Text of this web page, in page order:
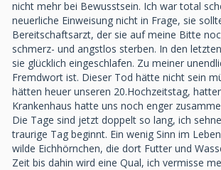
nicht mehr bei Bewusstsein. Ich war total
neuerliche Einweisung nicht in Frage, sie
Bereitschaftsarzt, der sie auf meine Bitte
schmerz- und angstlos sterben. In den
sie glücklich eingeschlafen. Zu meiner
Fremdwort ist. Dieser Tod hätte nicht sein
hätten heuer unseren 20.Hochzeitstag,
Krankenhaus hatte uns noch enger
Die Tage sind jetzt doppelt so lang, ich
traurige Tag beginnt. Ein wenig Sinn im
wilde Eichhörnchen, die dort Futter und
Zeit bis dahin wird eine Qual, ich vermisse